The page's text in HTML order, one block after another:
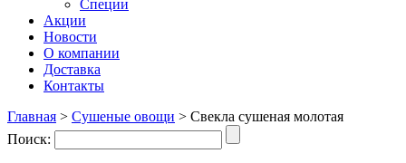
Специи
Акции
Новости
О компании
Доставка
Контакты
Главная > Сушеные овощи > Свекла сушеная молотая
Поиск: